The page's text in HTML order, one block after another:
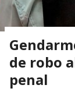
de robo
penal